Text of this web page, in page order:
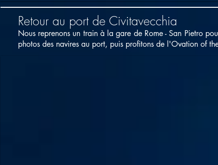
Retour au port de Civitavecchia
Nous reprenons un train à la gare de Rome - San Pietro
photos des navires au port, puis profitons de l'Ovation of